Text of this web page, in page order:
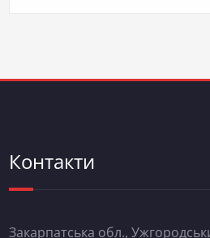
Контакти
Закарпатська обл.,